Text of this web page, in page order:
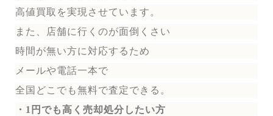
高値買取を実現させています。
また、店舗に行くのが面倒くさい
時間が無い方に対応するため
メールや電話一本で
全国どこでも無料で査定できる。
・1円でも高く売却処分したい方